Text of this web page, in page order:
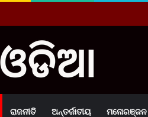
ରାଜନୀତି ଅନ୍ତର୍ଜାତୀୟ ମନୋରଞ୍ଜନ